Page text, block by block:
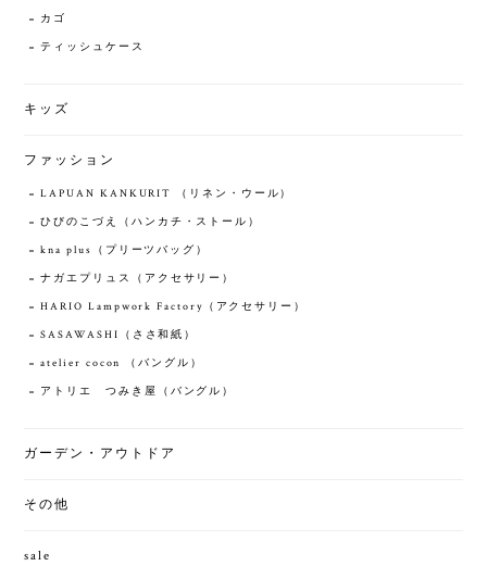
カゴ
ティッシュケース
キッズ
ファッション
LAPUAN KANKURIT （リネン・ウール）
ひびのこづえ（ハンカチ・ストール）
kna plus（プリーツバッグ）
ナガエプリュス（アクセサリー）
HARIO Lampwork Factory（アクセサリー）
SASAWASHI（ささ和紙）
atelier cocon （バングル）
アトリエ つみき屋（バングル）
ガーデン・アウトドア
その他
sale